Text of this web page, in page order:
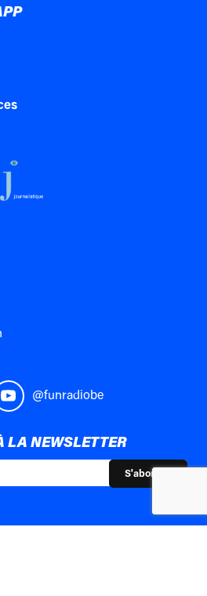
@funradiobe
LA NEWSLETTER